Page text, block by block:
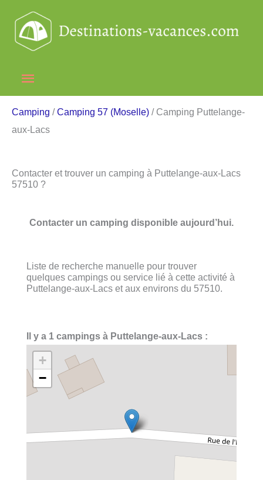
contenu
Menu
principal
Camping /Camping 57 (Moselle) / Camping Puttelange-
aux-Lacs
Contacter et trouver un camping à Puttelange-aux-Lacs
57510 ?
Contacter un camping disponible aujourd’hui.
Liste de recherche manuelle pour trouver
quelques campings ou service lié à cette activité à
Puttelange-aux-Lacs et aux environs du 57510.
Il y a 1 campings à Puttelange-aux-Lacs :
+
−